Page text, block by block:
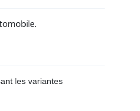
les variantes